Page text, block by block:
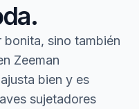
bonita, sino también
Zeeman
bien y es
sujetadores